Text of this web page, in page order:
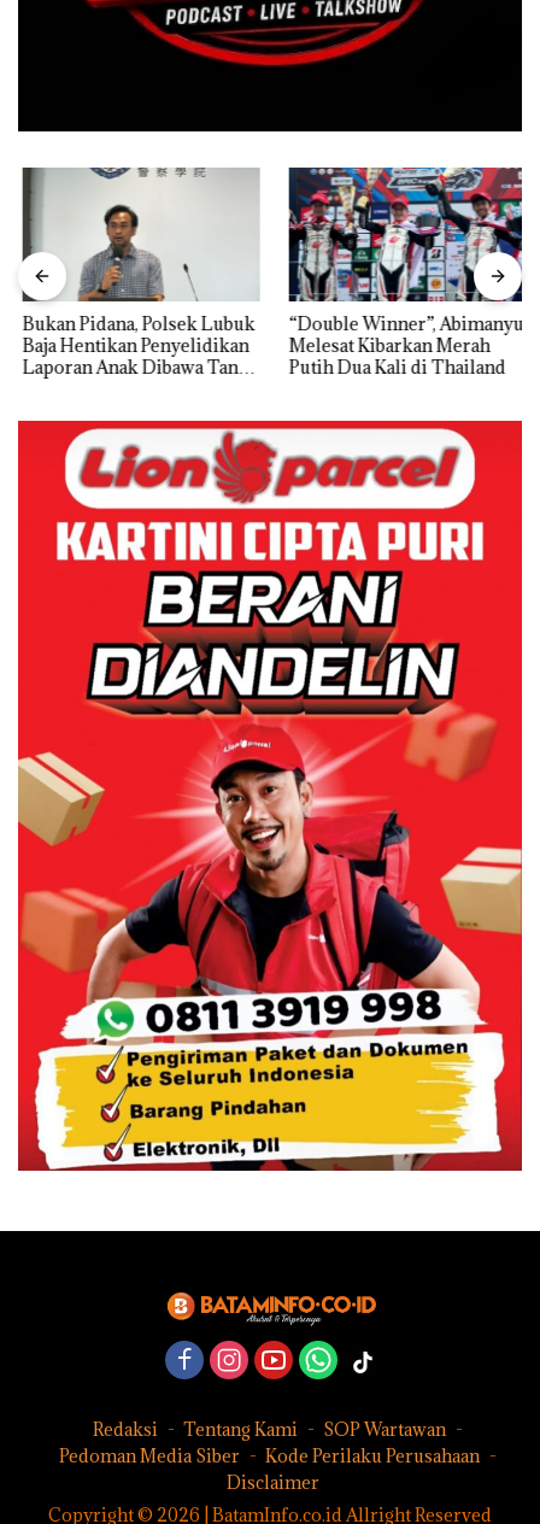
Bukan Pidana, Polsek Lubuk
Baja Hentikan Penyelidikan
Laporan Anak Dibawa Tanpa
“Double Winner”, Abimanyu
Melesat Kibarkan Merah
Putih Dua Kali di Thailand
Redaksi Tentang Kami
SOP Wartawan
Pedoman Media Siber
Kode Perilaku Perusahaan
Disclaimer
Copyright © 2026 | BatamInfo.co.id Allright Reserved